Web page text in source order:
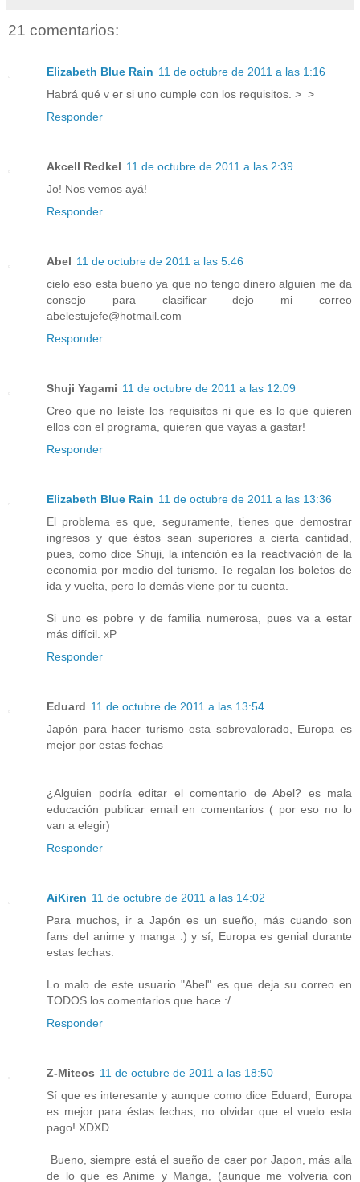
21 comentarios:
Elizabeth Blue Rain 11 de octubre de 2011 a las 1:16
Habrá qué v er si uno cumple con los requisitos. >_>
Responder
Akcell Redkel 11 de octubre de 2011 a las 2:39
Jo! Nos vemos ayá!
Responder
Abel 11 de octubre de 2011 a las 5:46
cielo eso esta bueno ya que no tengo dinero alguien me da
consejo para clasificar dejo mi correo
abelestujefe@hotmail.com
Responder
Shuji Yagami 11 de octubre de 2011 a las 12:09
Creo que no leíste los requisitos ni que es lo que quieren
ellos con el programa, quieren que vayas a gastar!
Responder
Elizabeth Blue Rain 11 de octubre de 2011 a las 13:36
El problema es que, seguramente, tienes que demostrar
ingresos y que éstos sean superiores a cierta cantidad,
pues, como dice Shuji, la intención es la reactivación de la
economía por medio del turismo. Te regalan los boletos de
ida y vuelta, pero lo demás viene por tu cuenta.
Si uno es pobre y de familia numerosa, pues va a estar
más difícil. xP
Responder
Eduard 11 de octubre de 2011 a las 13:54
Japón para hacer turismo esta sobrevalorado, Europa es
mejor por estas fechas
¿Alguien podría editar el comentario de Abel? es mala
educación publicar email en comentarios ( por eso no lo
van a elegir)
Responder
AiKiren 11 de octubre de 2011 a las 14:02
Para muchos, ir a Japón es un sueño, más cuando son
fans del anime y manga :) y sí, Europa es genial durante
estas fechas.
Lo malo de este usuario "Abel" es que deja su correo en
TODOS los comentarios que hace :/
Responder
Z-Miteos 11 de octubre de 2011 a las 18:50
Sí que es interesante y aunque como dice Eduard, Europa
es mejor para éstas fechas, no olvidar que el vuelo esta
pago! XDXD.
Bueno, siempre está el sueño de caer por Japon, más alla
de lo que es Anime y Manga, (aunque me volveria con